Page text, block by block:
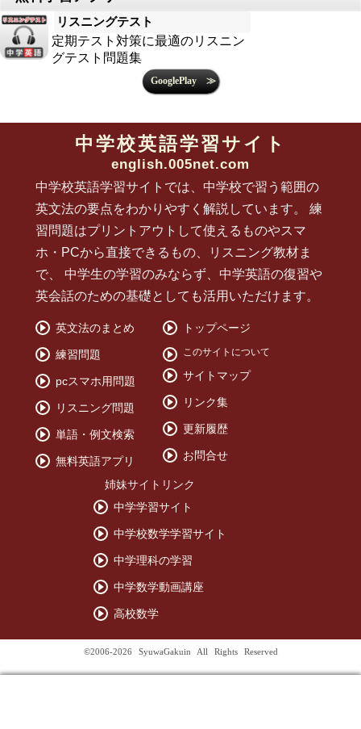
リスニングテスト
定期テスト対策に最適のリスニン
グテスト問題集
中学校英語学習サイト
english.005net.com
中学校英語学習サイトでは、中学校で習う範囲の
英文法の要点をわかりやすく解説しています。 練
習問題はプリントアウトして使えるものやスマ
ホ・PCから直接できるもの、リスニング教材ま
で、 中学生の学習のみならず、中学英語の復習や
英会話のための基礎としても活用いただけます。
英文法のまとめ
練習問題
pcスマホ用問題
リスニング問題
単語・例文検索
無料英語アプリ
トップページ
このサイトについて
サイトマップ
リンク集
更新履歴
お問合せ
姉妹サイトリンク
中学学習サイト
中学校数学学習サイト
中学理科の学習
中学数学動画講座
高校数学
©2006-2026 SyuwaGakuin All Rights Reserved